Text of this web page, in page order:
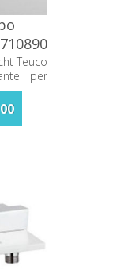
Teuco
per
finitura